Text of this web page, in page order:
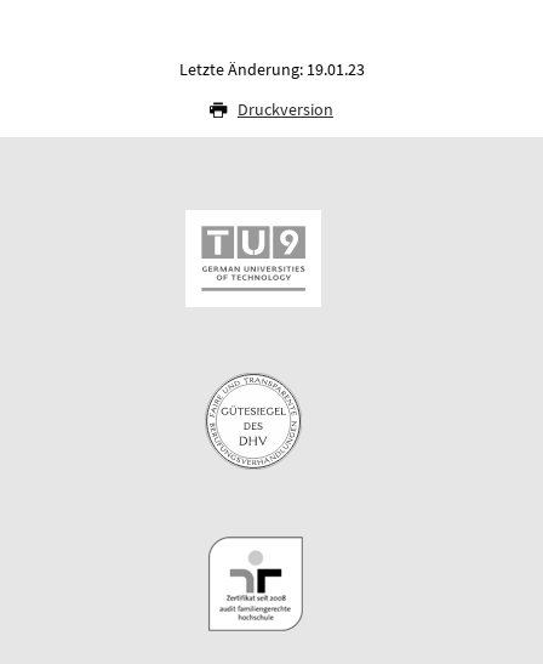
Letzte Änderung: 19.01.23
Druckversion